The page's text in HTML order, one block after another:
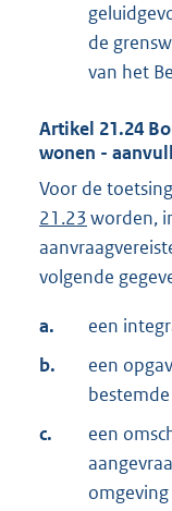
de
van het
Artikel 21.24
wonen -
Voor de
21.23 worden,
volgende
a.
een
b.
een
c.
een